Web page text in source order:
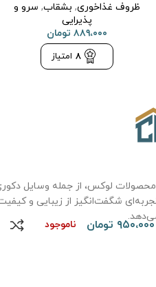
ظروف غذاخوری, بشقاب, سرو و
پذیرایی
۸۸۹،۰۰۰ تومان
8 امتیاز
محصولات لوکس، از جمله وسایل
شگفت‌انگیز از زیبایی و
۹۵۰،۰۰۰ تومان ناموجود